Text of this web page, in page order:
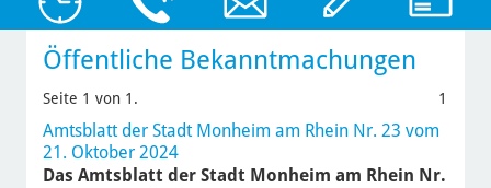
Öffentliche Bekanntmachungen
Seite 1 von 1. 1
Amtsblatt der Stadt Monheim am Rhein Nr. 23 vom
21. Oktober 2024
Das Amtsblatt der Stadt Monheim am Rhein Nr.